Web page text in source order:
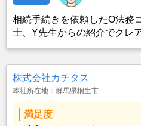
相続手続きを依頼したO法務
士、Y先生からの紹介でクレ
株式会社カチタス
本社所在地：群馬県桐生市
満足度